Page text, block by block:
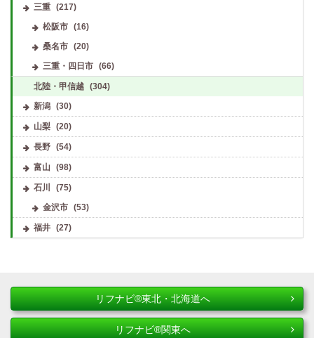
三重 (217)
松阪市
(16)
桑名市
(20)
三重・四日市
(66)
北陸・甲信越 (304)
新潟 (30)
山梨 (20)
長野 (54)
富山 (98)
石川
(75)
金沢市
(53)
福井 (27)
リフナビ®東北・北海道へ
リフナビ®関東へ